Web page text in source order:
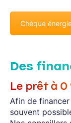
Chèque
Des
Le prêt à 0
Afin de
souvent